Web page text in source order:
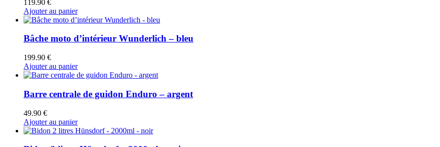
119.90 €
Ajouter au panier
Bâche moto d’intérieur Wunderlich – bleu
199.90 €
Ajouter au panier
Barre centrale de guidon Enduro – argent
49.90 €
Ajouter au panier